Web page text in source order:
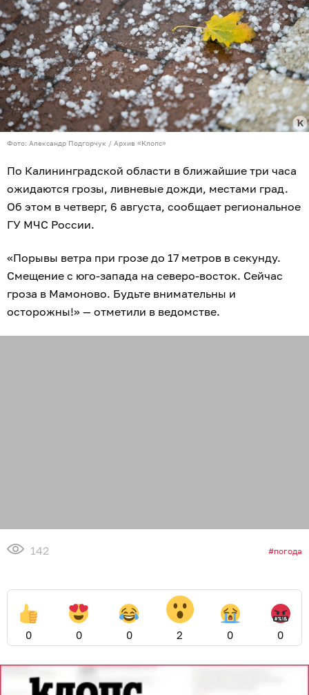
Фото: Александр Подгорчук / Архив «Клопс»
По Калининградской области в ближайшие три часа
ожидаются грозы, ливневые дожди, местами град.
Об этом в четверг, 6 августа, сообщает региональное
ГУ МЧС России.
«Порывы ветра при грозе до 17 метров в секунду.
Смещение с юго-запада на северо-восток. Сейчас
гроза в Мамоново. Будьте внимательны и
осторожны!» — отметили в ведомстве.
142 погода
0 0 0 2 0 0